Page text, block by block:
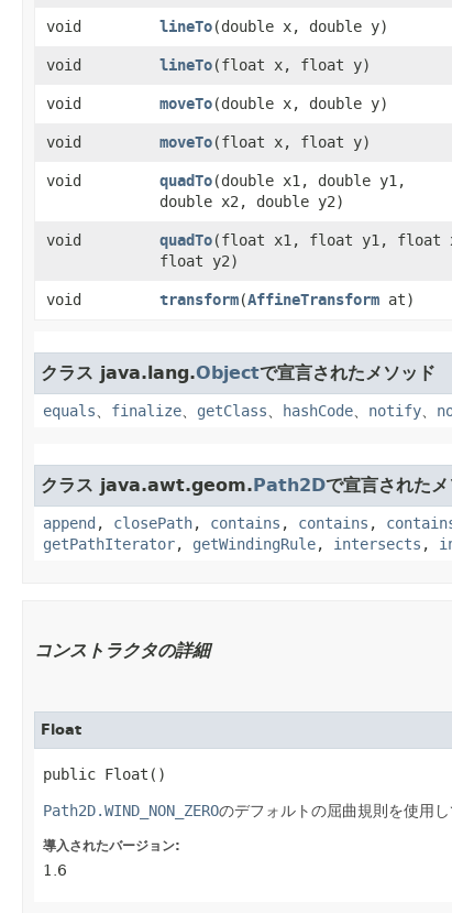
void lineTo​(double x, double y)
void lineTo​(float x, float y)
void moveTo​(double x, double y)
void moveTo​(float x, float y)
void quadTo​(double x1, double y1,
double x2, double y2)
void quadTo​(float x1, float y1, float
float y2)
void transform​(AffineTransform at)
クラス java.lang.Objectで宣言されたメソッド
equals、 finalize、 getClass、 hashCode、 notify、
クラス java.awt.geom.Path2Dで宣言された
append , closePath, contains , contains ,
getPathIterator, getWindingRule, intersects ,
コンストラクタの詳細
Float
public Float()
Path2D.WIND_NON_ZEROのデフォルトの屈曲規則を使用
導入されたバージョン:
1.6